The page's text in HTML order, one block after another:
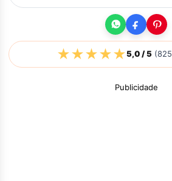
★★★★★5,0/ 5(825
Publicidade